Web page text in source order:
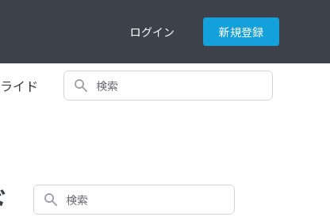
ログイン 新規登録
イド 検索
検索